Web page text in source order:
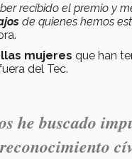
recibido el premio y
de quienes hemos
mujeres que han
del Tec.
he buscado